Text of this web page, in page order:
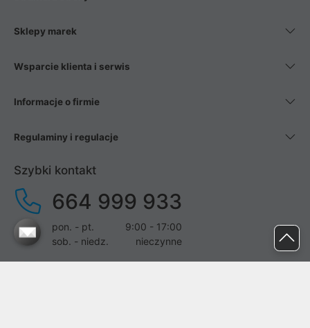
Sklepy marek
Wsparcie klienta i serwis
Informacje o firmie
Regulaminy i regulacje
Szybki kontakt
664 999 933
pon. - pt.
9:00 - 17:00
sob. - niedz.
nieczynne